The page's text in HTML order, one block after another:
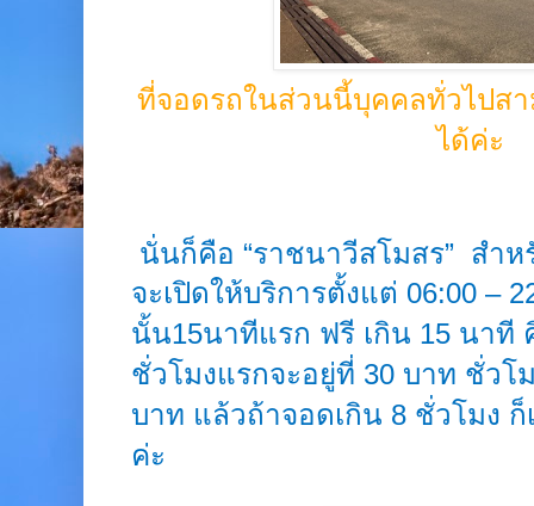
ที่จอดรถในส่วนนี้บุคคลทั่วไปส
ได้ค่ะ
นั่นก็คือ “ราชนาวีสโมสร” สำ
จะเปิดให้บริการตั้งแต่ 06:00 –
นั้น15นาทีแรก ฟรี เกิน 15 นาที
ชั่วโมงแรกจะอยู่ที่ 30 บาท ชั่วโ
บาท แล้วถ้าจอดเกิน 8 ชั่วโมง
ค่ะ